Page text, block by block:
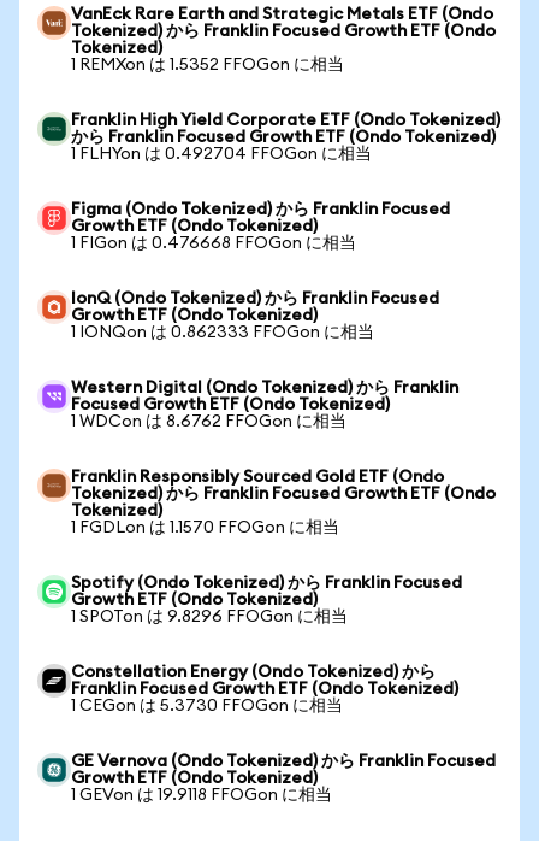
VanEck Rare Earth and Strategic Metals ETF (Ondo
Tokenized) から Franklin Focused Growth ETF (Ondo
Tokenized)
1 REMXon は 1.5352 FFOGon に相当
Franklin High Yield Corporate ETF (Ondo Tokenized)
から Franklin Focused Growth ETF (Ondo Tokenized)
1 FLHYon は 0.492704 FFOGon に相当
Figma (Ondo Tokenized) から Franklin Focused
Growth ETF (Ondo Tokenized)
1 FIGon は 0.476668 FFOGon に相当
IonQ (Ondo Tokenized) から Franklin Focused
Growth ETF (Ondo Tokenized)
1 IONQon は 0.862333 FFOGon に相当
Western Digital (Ondo Tokenized) から Franklin
Focused Growth ETF (Ondo Tokenized)
1 WDCon は 8.6762 FFOGon に相当
Franklin Responsibly Sourced Gold ETF (Ondo
Tokenized) から Franklin Focused Growth ETF (Ondo
Tokenized)
1 FGDLon は 1.1570 FFOGon に相当
Spotify (Ondo Tokenized) から Franklin Focused
Growth ETF (Ondo Tokenized)
1 SPOTon は 9.8296 FFOGon に相当
Constellation Energy (Ondo Tokenized) から
Franklin Focused Growth ETF (Ondo Tokenized)
1 CEGon は 5.3730 FFOGon に相当
GE Vernova (Ondo Tokenized) から Franklin Focused
Growth ETF (Ondo Tokenized)
1 GEVon は 19.9118 FFOGon に相当